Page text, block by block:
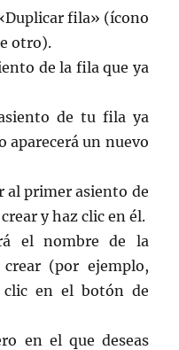
fila» (ícono
otro).
de la fila que ya
de tu fila ya
aparecerá un nuevo
al primer asiento de
y haz clic en él.
el nombre de la
(por ejemplo,
en el botón de
en el que deseas